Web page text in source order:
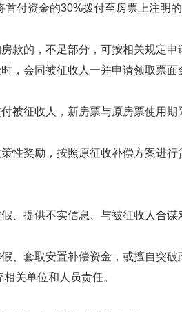
付资金的30%拨付至房票上注明
的，不足部分，可按相关规定申
，会同被征收人一并申请领取票
征收人，新房票与原房票使用期
奖励，按照原征收补偿方案进行
、提供不实信息、与被征收人合谋
、套取安置补偿资金，或擅自突破
关单位和人员责任。